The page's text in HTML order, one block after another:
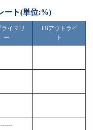
ート(単位:%)
ライマリ
ー
TBアウトライ
ト
------